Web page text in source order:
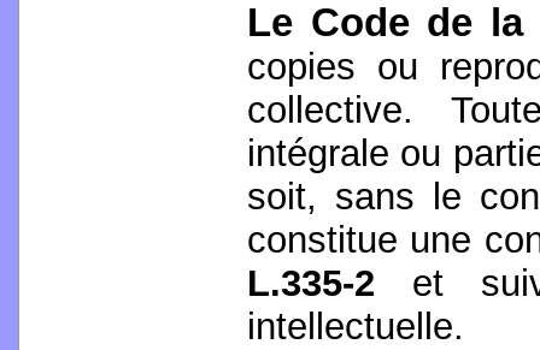
Le Code de
copies ou
collective.
intégrale ou
soit, sans le
constitue une
L.335-2 et
intellectuelle.